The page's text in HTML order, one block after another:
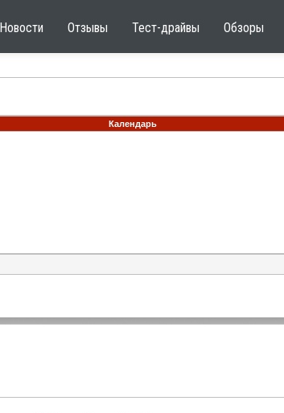
Новости Отзывы Тест-драйвы Обзоры
Календарь